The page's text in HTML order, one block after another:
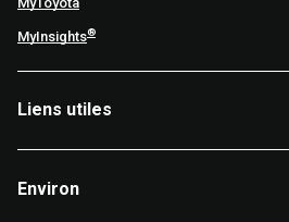
MyInsights®
Liens utiles
Environ